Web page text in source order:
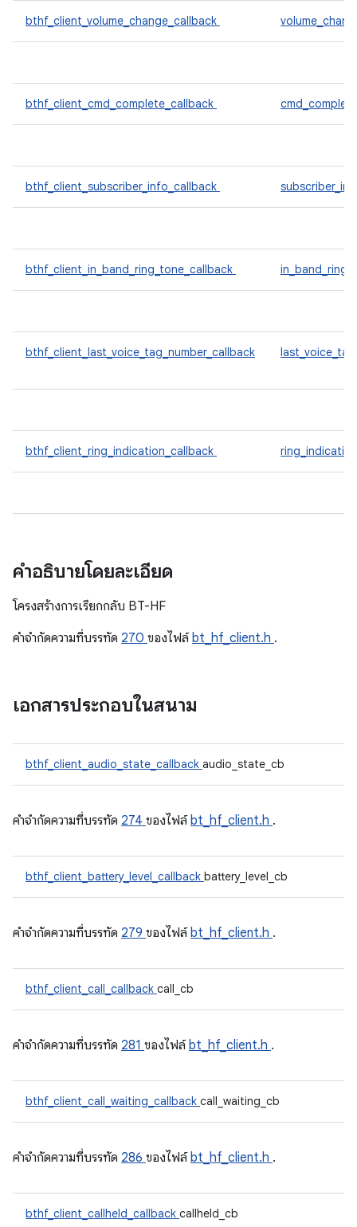
bthf_client_volume_change_callback
bthf_client_cmd_complete_callback
bthf_client_subscriber_info_callback
bthf_client_in_band_ring_tone_callback
bthf_client_last_voice_tag_number_callback
bthf_client_ring_indication_callback
คำอธิบายโดยละเอียด
โครงสร้างการเรียกกลับ BT-HF
คําจํากัดความที่บรรทัด 270 ของไฟล์bt_hf_client.h .
เอกสารประกอบในสนาม
bthf_client_audio_state_callback audio_state_cb
คําจํากัดความที่บรรทัด 274 ของไฟล์bt_hf_client.h .
bthf_client_battery_level_callback battery_level_cb
คําจํากัดความที่บรรทัด 279 ของไฟล์bt_hf_client.h .
bthf_client_call_callback call_cb
คําจํากัดความที่บรรทัด 281 ของไฟล์bt_hf_client.h .
bthf_client_call_waiting_callback call_waiting_cb
คําจํากัดความที่บรรทัด 286 ของไฟล์bt_hf_client.h .
bthf_client_callheld_callback callheld_cb